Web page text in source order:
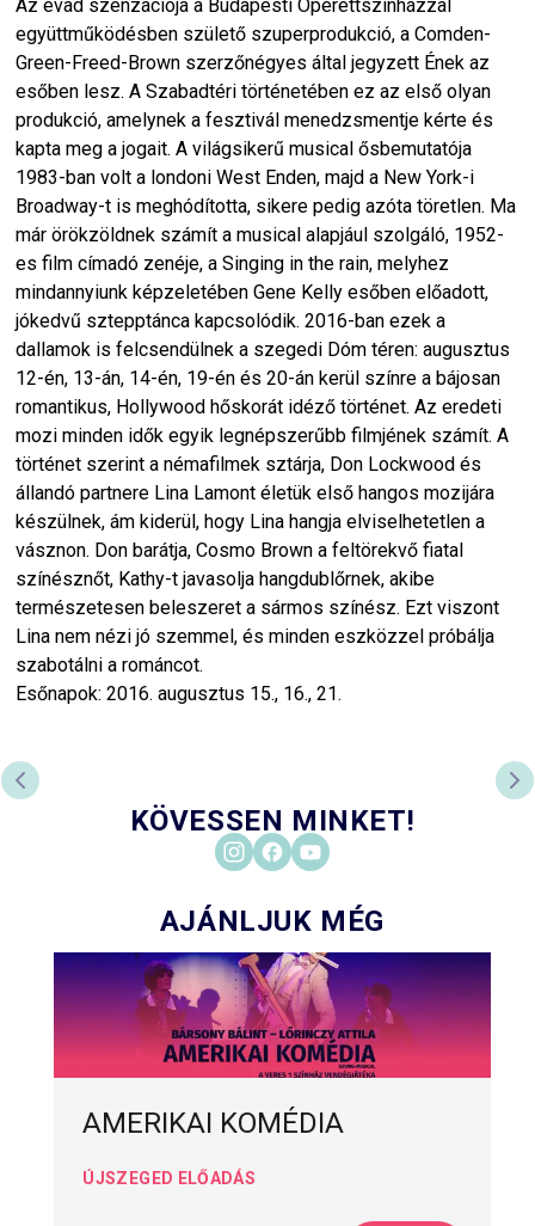
Az évad szenzációja a Budapesti Operettszínházzal
együttműködésben születő szuperprodukció, a Comden-
Green-Freed-Brown szerzőnégyes által jegyzett Ének az
esőben lesz. A Szabadtéri történetében ez az első olyan
produkció, amelynek a fesztivál menedzsmentje kérte és
kapta meg a jogait. A világsikerű musical ősbemutatója
1983-ban volt a londoni West Enden, majd a New York-i
Broadway-t is meghódította, sikere pedig azóta töretlen. Ma
már örökzöldnek számít a musical alapjául szolgáló, 1952-
es film címadó zenéje, a Singing in the rain, melyhez
mindannyiunk képzeletében Gene Kelly esőben előadott,
jókedvű sztepptánca kapcsolódik. 2016-ban ezek a
dallamok is felcsendülnek a szegedi Dóm téren: augusztus
12-én, 13-án, 14-én, 19-én és 20-án kerül színre a bájosan
romantikus, Hollywood hőskorát idéző történet. Az eredeti
mozi minden idők egyik legnépszerűbb filmjének számít. A
történet szerint a némafilmek sztárja, Don Lockwood és
állandó partnere Lina Lamont életük első hangos mozijára
készülnek, ám kiderül, hogy Lina hangja elviselhetetlen a
vásznon. Don barátja, Cosmo Brown a feltörekvő fiatal
színésznőt, Kathy-t javasolja hangdublőrnek, akibe
természetesen beleszeret a sármos színész. Ezt viszont
Lina nem nézi jó szemmel, és minden eszközzel próbálja
szabotálni a románcot.
Esőnapok: 2016. augusztus 15., 16., 21.
PREVIOUS SLIDE
KÖVESSEN MINKET!
AJÁNLJUK MÉG
AMERIKAI KOMÉDIA
ÚJSZEGED ELŐADÁS